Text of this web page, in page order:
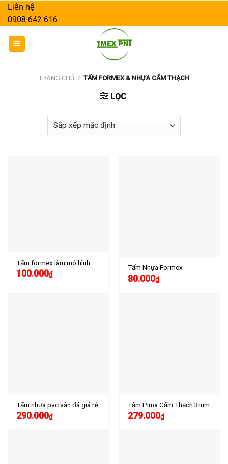
SkipLiên hệ
0908 642 616
TRANG CHỦ / TẤM FORMEX & NHỰA CẨM THẠCH
LỌC
Tấm formex làm mô hình
100.000₫
Tấm Nhựa Formex
80.000₫
Tấm nhựa pvc vân đá giá rẻ
290.000₫
Tấm Pima Cẩm Thạch 3mm
279.000₫